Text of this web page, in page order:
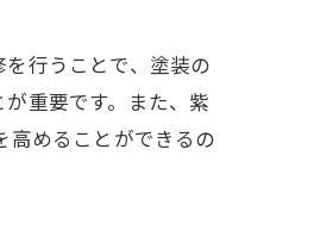
行うことで、塗装の
重要です。また、紫
高めることができるの